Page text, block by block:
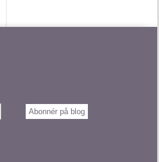
Abonnér på blog